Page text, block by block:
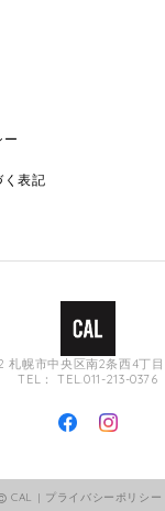
ー
く表記
札幌市中央区南2条西4丁
TEL： TEL.011-213-0376
CAL | プライバシーポリシー